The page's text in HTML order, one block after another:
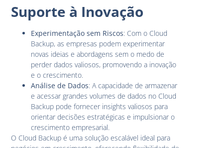
Suporte à Inovação
Experimentação sem Riscos: Com o Cloud
Backup, as empresas podem experimentar
novas ideias e abordagens sem o medo de
perder dados valiosos, promovendo a inovação
e o crescimento.
Análise de Dados: A capacidade de armazenar
e acessar grandes volumes de dados no Cloud
Backup pode fornecer insights valiosos para
orientar decisões estratégicas e impulsionar o
crescimento empresarial.
O Cloud Backup é uma solução escalável ideal para